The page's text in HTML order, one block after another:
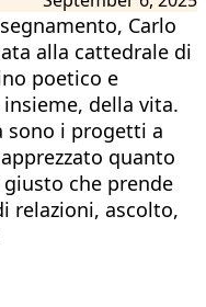
Carlo
alla cattedrale di
poetico e
della vita.
sono i progetti a
quanto
che prende
relazioni, ascolto,